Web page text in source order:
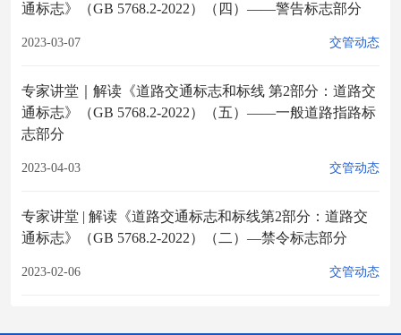
通标志》（GB 5768.2-2022）（四）——警告标志部分
2023-03-07 交管动态
专家讲堂｜解读《道路交通标志和标线 第2部分：道路交
通标志》（GB 5768.2-2022）（五）——一般道路指路标
志部分
2023-04-03 交管动态
专家讲堂 | 解读《道路交通标志和标线第2部分：道路交
通标志》（GB 5768.2-2022）（二）—禁令标志部分
2023-02-06 交管动态